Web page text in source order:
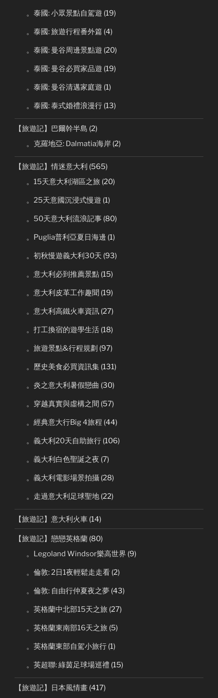
。泰國: 小眾景點自駕遊 (19)
。泰國: 旅遊行程番外篇 (4)
。泰國: 曼谷周邊景點遊 (20)
。泰國: 曼谷必買家品遊 (19)
。泰國: 曼谷清邁家庭遊 (1)
。泰國: 泰式婚禮浪漫行 (13)
【旅遊記】巴爾幹半島 (2)
。克羅地亞: Dalmatia海岸 (2)
【旅遊記】情迷意大利 (565)
。15天意大利湖區之旅 (20)
。25天意國沉浸式慢遊 (1)
。50天意大利流浪記事 (80)
。Puglia普利亞夏日海邊 (1)
。初秋慢遊義大利30天 (93)
。意大利必到推薦景點 (15)
。意大利皮革工作趣聞 (19)
。意大利高鐵火車資訊 (27)
。打工換宿的遊學生活 (18)
。旅遊景點&行程規劃 (97)
。歷史美食必買資訊集 (131)
。炎之意大利暑假戀曲 (30)
。穿越真實與虛構之間 (57)
。經典意大行Big 4旅程 (44)
。義大利20天自助旅行 (106)
。義大利白色聖誕之夜 (7)
。義大利電影場景拍攝 (28)
。走過意大利足球聖地 (22)
【旅遊記】意大利火車 (14)
【旅遊記】戀戀英格蘭 (80)
。Legoland Windsor樂高世界 (9)
。倫敦: 2日1夜輕鬆走走看 (2)
。倫敦: 自由行仲夏夜之夢 (43)
。英格蘭中北部15天之旅 (27)
。英格蘭東南部16天之旅 (5)
。英格蘭東部自駕小旅行 (1)
。英超聯: 綠茵足球場巡禮 (15)
【旅遊記】日本風情畫 (417)